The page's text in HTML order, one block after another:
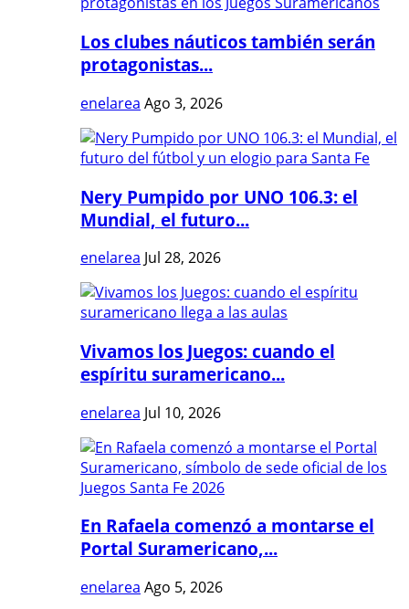
Los clubes náuticos también serán
protagonistas...
enelarea Ago 3, 2026
Nery Pumpido por UNO 106.3: el
Mundial, el futuro...
enelarea Jul 28, 2026
Vivamos los Juegos: cuando el
espíritu suramericano...
enelarea Jul 10, 2026
En Rafaela comenzó a montarse el
Portal Suramericano,...
enelarea Ago 5, 2026